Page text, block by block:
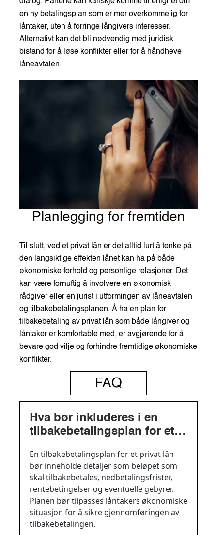
dialog. Partene kan kanskje komme til enighet om
en ny betalingsplan som er mer overkommelig for
låntaker, uten å forringe långivers interesser.
Alternativt kan det bli nødvendig med juridisk
bistand for å løse konflikter eller for å håndheve
låneavtalen.
Planlegging for fremtiden
Til slutt, ved et privat lån er det alltid lurt å tenke på
den langsiktige effekten lånet kan ha på både
økonomiske forhold og personlige relasjoner. Det
kan være fornuftig å involvere en økonomisk
rådgiver eller en jurist i utformingen av låneavtalen
og tilbakebetalingsplanen. Å ha en plan for
tilbakebetaling av privat lån som både långiver og
låntaker er komfortable med, er avgjørende for å
bevare god vilje og forhindre fremtidige økonomiske
konflikter.
FAQ
Hva bør inkluderes i en
tilbakebetalingsplan for et
En tilbakebetalingsplan for et privat lån
bør inneholde detaljer som beløpet som
skal tilbakebetales, nedbetalingsfrister,
rentebetingelser og eventuelle gebyrer.
Planen bør tilpasses låntakers økonomiske
situasjon for å sikre gjennomføringen av
tilbakebetalingen.